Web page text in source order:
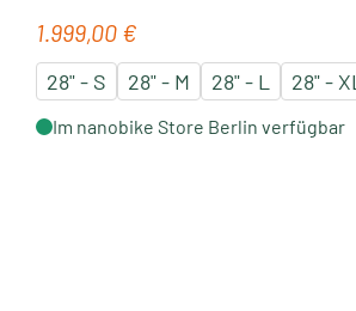
Regulärer Preis:
1.999,00 €
28" - S 28" - M 28" - L 28" - XL
Im nanobike Store Berlin verfügbar